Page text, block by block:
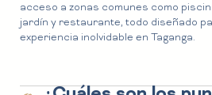
acceso a zonas comunes como
jardín y restaurante, todo diseñado
experiencia inolvidable en Taganga.